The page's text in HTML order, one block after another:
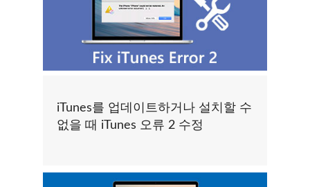
iTunes를 업데이트하거나 설치할 수
없을 때 iTunes 오류 2 수정